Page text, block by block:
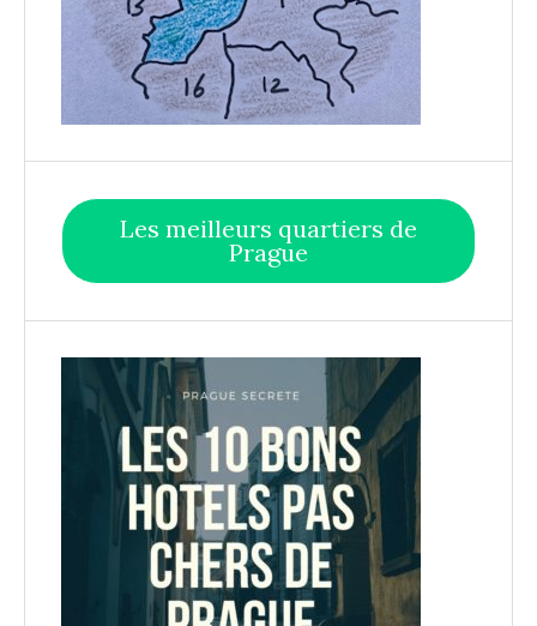
Les meilleurs quartiers de
Prague